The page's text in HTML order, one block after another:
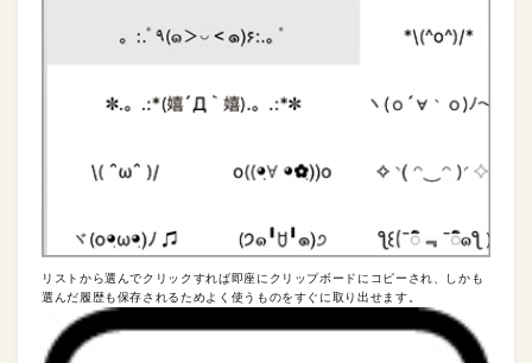
リストから選んでクリックすれば即座にクリップボードにコピーされ、しかも
選んだ履歴も保存されるためよく使うものをすぐに取り出せます。